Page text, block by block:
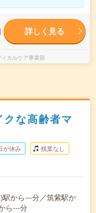
詳しく見る
カルケア事業部
な高齢者マ
が休み 残業なし
から---分／筑紫駅か
ら---分